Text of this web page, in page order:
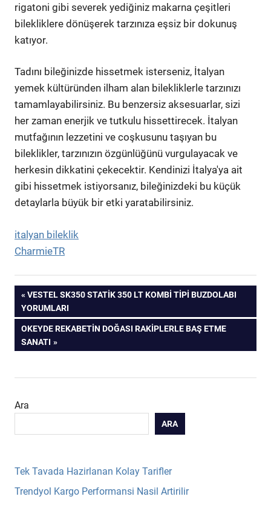
rigatoni gibi severek yediğiniz makarna çeşitleri
bilekliklere dönüşerek tarzınıza eşsiz bir dokunuş
katıyor.
Tadını bileğinizde hissetmek isterseniz, İtalyan
yemek kültüründen ilham alan bilekliklerle tarzınızı
tamamlayabilirsiniz. Bu benzersiz aksesuarlar, sizi
her zaman enerjik ve tutkulu hissettirecek. İtalyan
mutfağının lezzetini ve coşkusunu taşıyan bu
bileklikler, tarzınızın özgünlüğünü vurgulayacak ve
herkesin dikkatini çekecektir. Kendinizi İtalya'ya ait
gibi hissetmek istiyorsanız, bileğinizdeki bu küçük
detaylarla büyük bir etki yaratabilirsiniz.
italyan bileklik
CharmieTR
Yazı
gezinmesi
PREVIOUS
POST:
VESTEL SK350 STATIK 350 LT KOMBI TIPI BUZDOLABI
YORUMLARI
NEXT
POST:
OKEYDE REKABETIN DOĞASI RAKIPLERLE BAŞ ETME
SANATI
Ara
ARA
Tek Tavada Hazirlanan Kolay Tarifler
Trendyol Kargo Performansi Nasil Artirilir